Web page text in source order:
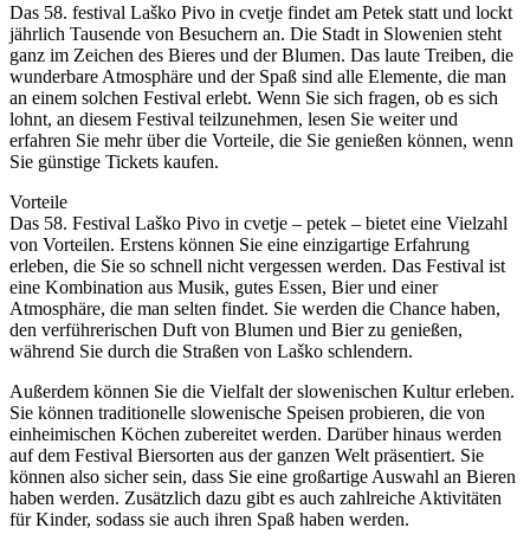
Das 58. festival Laško Pivo in cvetje findet am Petek statt und lockt
jährlich Tausende von Besuchern an. Die Stadt in Slowenien steht
ganz im Zeichen des Bieres und der Blumen. Das laute Treiben, die
wunderbare Atmosphäre und der Spaß sind alle Elemente, die man
an einem solchen Festival erlebt. Wenn Sie sich fragen, ob es sich
lohnt, an diesem Festival teilzunehmen, lesen Sie weiter und
erfahren Sie mehr über die Vorteile, die Sie genießen können, wenn
Sie günstige Tickets kaufen.
Vorteile
Das 58. Festival Laško Pivo in cvetje – petek – bietet eine Vielzahl
von Vorteilen. Erstens können Sie eine einzigartige Erfahrung
erleben, die Sie so schnell nicht vergessen werden. Das Festival ist
eine Kombination aus Musik, gutes Essen, Bier und einer
Atmosphäre, die man selten findet. Sie werden die Chance haben,
den verführerischen Duft von Blumen und Bier zu genießen,
während Sie durch die Straßen von Laško schlendern.
Außerdem können Sie die Vielfalt der slowenischen Kultur erleben.
Sie können traditionelle slowenische Speisen probieren, die von
einheimischen Köchen zubereitet werden. Darüber hinaus werden
auf dem Festival Biersorten aus der ganzen Welt präsentiert. Sie
können also sicher sein, dass Sie eine großartige Auswahl an Bieren
haben werden. Zusätzlich dazu gibt es auch zahlreiche Aktivitäten
für Kinder, sodass sie auch ihren Spaß haben werden.